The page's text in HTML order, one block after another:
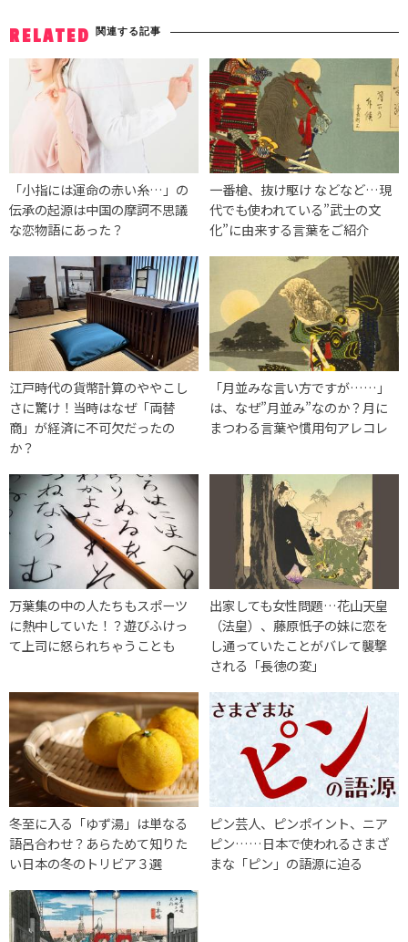
RELATED 関連する記事
「小指には運命の赤い糸…」の
伝承の起源は中国の摩訶不思議
な恋物語にあった？
一番槍、抜け駆け などなど…現
代でも使われている”武士の文
化”に由来する言葉をご紹介
江戸時代の貨幣計算のややこし
さに驚け！当時はなぜ「両替
商」が経済に不可欠だったの
か？
「月並みな言い方ですが……」
は、なぜ”月並み”なのか？月に
まつわる言葉や慣用句アレコレ
万葉集の中の人たちもスポーツ
に熱中していた！？遊びふけっ
て上司に怒られちゃうことも
出家しても女性問題…花山天皇
（法皇）、藤原忯子の妹に恋を
し通っていたことがバレて襲撃
される「長徳の変」
冬至に入る「ゆず湯」は単なる
語呂合わせ？あらためて知りた
い日本の冬のトリビア３選
ピン芸人、ピンポイント、ニア
ピン……日本で使われるさまざ
まな「ピン」の語源に迫る